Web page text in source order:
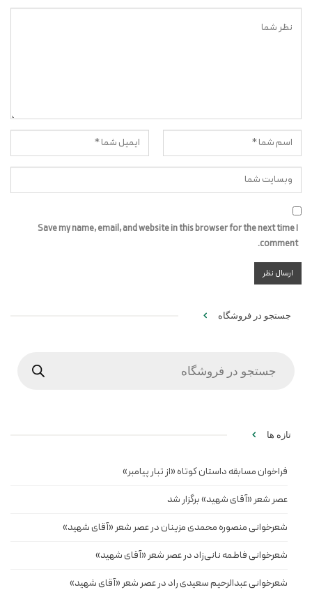
Save my name, email, and website in this browser for the next time I
comment.
جستجو در فروشگاه
تازه ها
فراخوان مسابقه داستان کوتاه «از تبار پیامبر»
عصر شعر «آقای شهید» برگزار شد
شعرخوانی منصوره محمدی مزینان در عصر شعر «آقای شهید»
شعرخوانی فاطمه نانی‌زاد در عصر شعر «آقای شهید»
شعرخوانی عبدالرحیم سعیدی راد در عصر شعر «آقای شهید»